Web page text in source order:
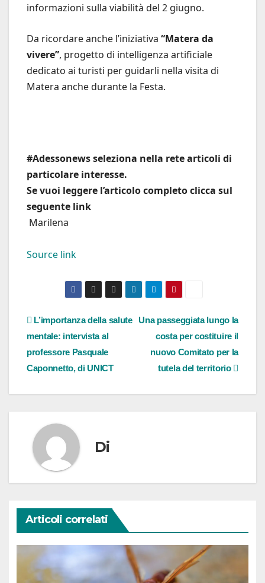
informazioni sulla viabilità del 2 giugno.
Da ricordare anche l’iniziativa “Matera da
vivere”, progetto di intelligenza artificiale
dedicato ai turisti per guidarli nella visita di
Matera anche durante la Festa.
#Adessonews seleziona nella rete articoli di
particolare interesse.
Se vuoi leggere l’articolo completo clicca sul
seguente link
Marilena
Source link
Navigazione
articoli
Una passeggiata lungo la
costa per costituire il
nuovo Comitato per la
tutela del territorio
L’importanza della salute
mentale: intervista al
professore Pasquale
Caponnetto, di UNICT
Di
Articoli correlati